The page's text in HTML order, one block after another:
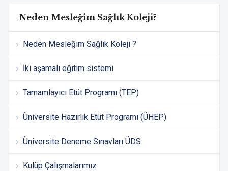
Neden Mesleğim Sağlık Koleji?
Neden Mesleğim Sağlık Koleji ?
İki aşamalı eğitim sistemi
Tamamlayıcı Etüt Programı (TEP)
Üniversite Hazırlık Etüt Programı (ÜHEP)
Üniversite Deneme Sınavları ÜDS
Kulüp Çalışmalarımız